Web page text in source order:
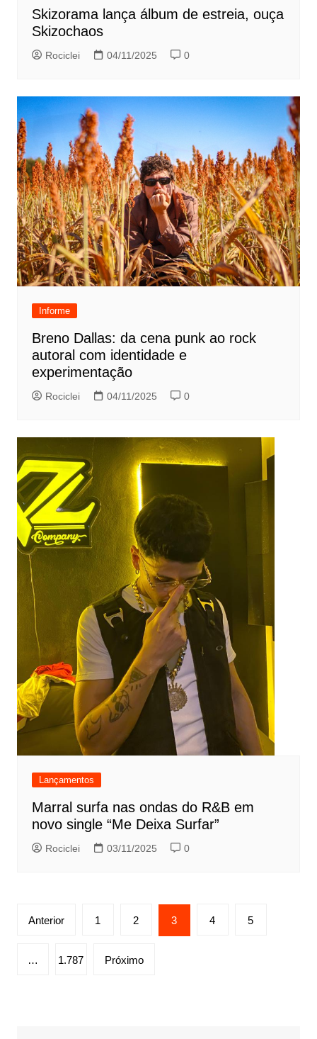
Skizorama lança álbum de estreia, ouça
Skizochaos
Rociclei 04/11/2025 0
Informe
Breno Dallas: da cena punk ao rock
autoral com identidade e
experimentação
Rociclei 04/11/2025 0
Lançamentos
Marral surfa nas ondas do R&B em
novo single “Me Deixa Surfar”
Rociclei 03/11/2025 0
Paginação
posts
Anterior 1 2 3 4 5
… 1.787 Próximo